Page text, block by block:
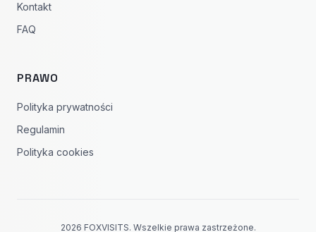
Kontakt
FAQ
PRAWO
Polityka prywatności
Regulamin
Polityka cookies
2026 FOXVISITS. Wszelkie prawa zastrzeżone.